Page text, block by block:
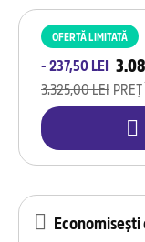
OFERTĂ LIMITATĂ
- 237,50 LEI
3.325,00 LEI